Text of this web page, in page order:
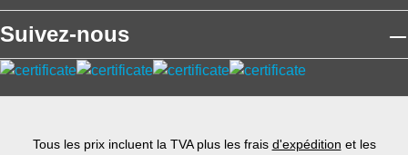
Suivez-nous
Tous les prix incluent la TVA plus les frais d'expédition et les